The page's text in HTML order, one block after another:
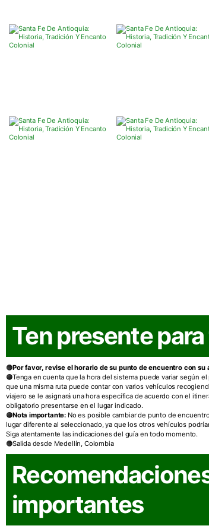
Ten presente
Por favor, revise el horario de su punto de encuentro con su
Tenga en cuenta que la hora del sistema puede variar según
que una misma ruta puede contar con varios vehículos
viajero se le asignará una hora específica de acuerdo con el
obligatorio presentarse en el lugar indicado.
Nota importante: No es posible cambiar de punto de
lugar diferente al seleccionado, ya que los otros vehículos
Siga atentamente las indicaciones del guía en todo momento.
Salida desde Medellín, Colombia
importantes